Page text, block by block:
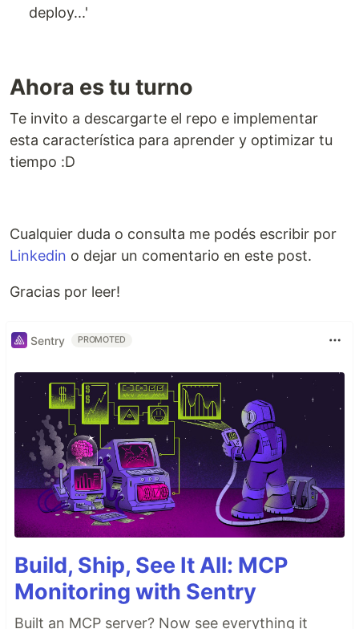
deploy...'
Ahora es tu turno
Te invito a descargarte el repo e implementar
esta característica para aprender y optimizar tu
tiempo :D
Cualquier duda o consulta me podés escribir por
Linkedin o dejar un comentario en este post.
Gracias por leer!
Sentry PROMOTED
Build, Ship, See It All: MCP
Monitoring with Sentry
Built an MCP server? Now see everything it